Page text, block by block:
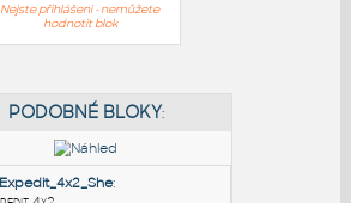
Nejste přihlášeni - nemůžete
hodnotit blok